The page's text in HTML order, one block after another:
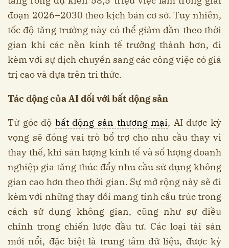
đoạn 2026–2030 theo kịch bản cơ sở. Tuy nhiên,
tốc độ tăng trưởng này có thể giảm dần theo thời
gian khi các nền kinh tế trưởng thành hơn, đi
kèm với sự dịch chuyển sang các công việc có giá
trị cao và dựa trên tri thức.
Tác động của AI đối với bất động sản
Từ góc độ bất động sản thương mại, AI được kỳ
vọng sẽ đóng vai trò bổ trợ cho nhu cầu thay vì
thay thế, khi sản lượng kinh tế và số lượng doanh
nghiệp gia tăng thúc đẩy nhu cầu sử dụng không
gian cao hơn theo thời gian. Sự mở rộng này sẽ đi
kèm với những thay đổi mang tính cấu trúc trong
cách sử dụng không gian, cũng như sự điều
chỉnh trong chiến lược đầu tư. Các loại tài sản
mới nổi, đặc biệt là trung tâm dữ liệu, được kỳ